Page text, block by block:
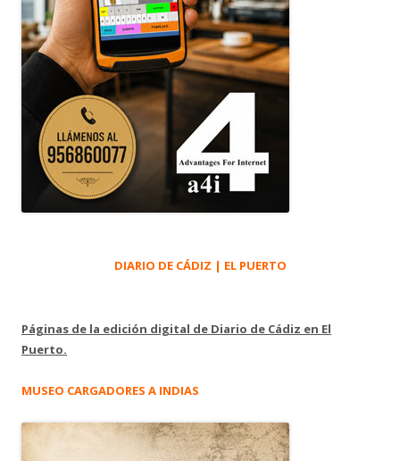
DIARIO DE CÁDIZ | EL PUERTO
Páginas de la edición digital de Diario de Cádiz en El
Puerto.
MUSEO CARGADORES A INDIAS